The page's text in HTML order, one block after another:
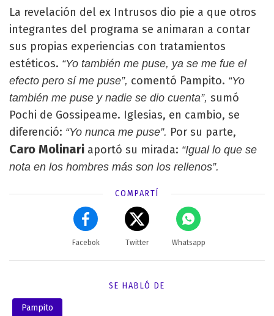
La revelación del ex Intrusos dio pie a que otros
integrantes del programa se animaran a contar
sus propias experiencias con tratamientos
estéticos. “Yo también me puse, ya se me fue el
efecto pero sí me puse”, comentó Pampito. “Yo
también me puse y nadie se dio cuenta”, sumó
Pochi de Gossipeame. Iglesias, en cambio, se
diferenció: “Yo nunca me puse”. Por su parte,
Caro Molinari aportó su mirada: “Igual lo que se
nota en los hombres más son los rellenos”.
COMPARTÍ
Facebok Twitter Whatsapp
SE HABLÓ DE
Pampito